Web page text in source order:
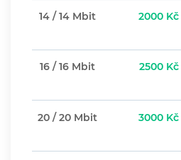
14 / 14 Mbit 2000 Kč
16 / 16 Mbit 2500 Kč
20 / 20 Mbit 3000 Kč